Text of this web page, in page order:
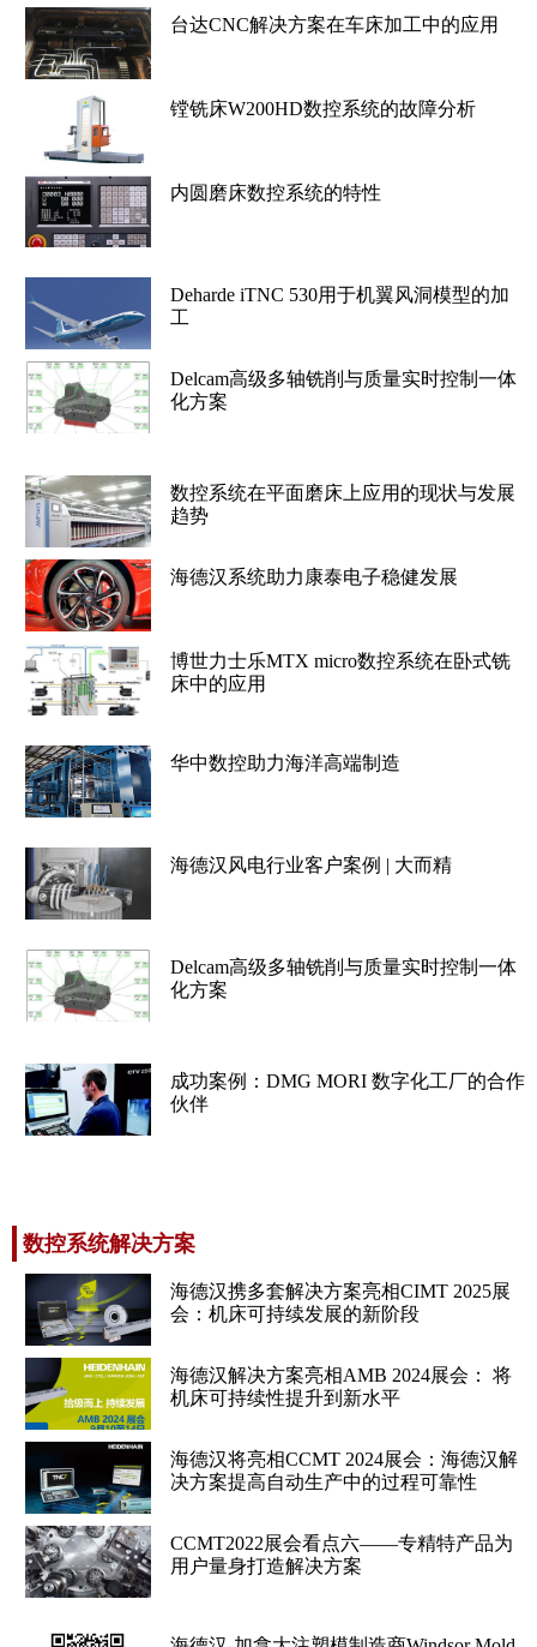
台达CNC解决方案在车床加工中的应用
镗铣床W200HD数控系统的故障分析
内圆磨床数控系统的特性
Deharde iTNC 530用于机翼风洞模型的加
工
Delcam高级多轴铣削与质量实时控制一体
化方案
数控系统在平面磨床上应用的现状与发展
趋势
海德汉系统助力康泰电子稳健发展
博世力士乐MTX micro数控系统在卧式铣
床中的应用
华中数控助力海洋高端制造
海德汉风电行业客户案例 | 大而精
Delcam高级多轴铣削与质量实时控制一体
化方案
成功案例：DMG MORI 数字化工厂的合作
伙伴
数控系统解决方案
海德汉携多套解决方案亮相CIMT 2025展
会：机床可持续发展的新阶段
海德汉解决方案亮相AMB 2024展会： 将
机床可持续性提升到新水平
海德汉将亮相CCMT 2024展会：海德汉解
决方案提高自动生产中的过程可靠性
CCMT2022展会看点六——专精特产品为
用户量身打造解决方案